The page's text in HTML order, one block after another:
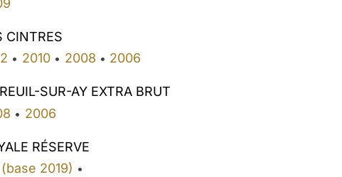
CINTRES
• 2010• 2008 • 2006
SUR-AY EXTRA BRUT
• 2006
RÉSERVE
2019) •